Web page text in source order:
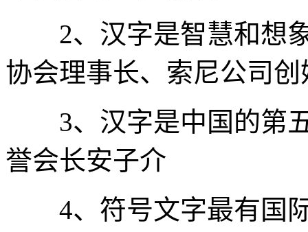
2、汉字是智慧和想
协会理事长、索尼公司
3、汉字是中国的第
誉会长安子介
4、符号文字最有国际